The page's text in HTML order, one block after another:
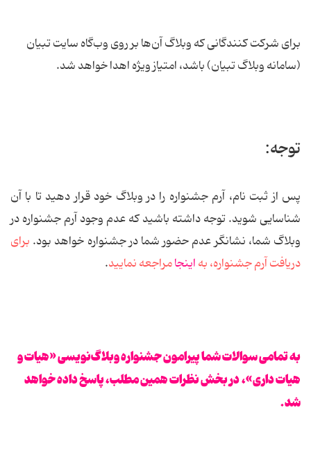
برای شرکت کنندگانی که وبلاگ آن‌ها بر روی وب‌گاه سایت تبیان
(سامانه وبلاگ تبیان) باشد، امتیاز ویژه اهدا خواهد شد.
توجه:
پس از ثبت نام، آرم جشنواره را در وبلاگ خود قرار دهید تا با آن
شناسایی شوید. توجه داشته باشید که عدم وجود آرم جشنواره در
وبلاگ شما، نشانگر عدم حضور شما در جشنواره خواهد بود. برای
دریافت آرم جشنواره، بهاینجامراجعه نمایید.
به تمامی سوالات شما پیرامون جشنواره وبلاگ‌نویسی «هیات و
هیات داری»، در بخش نظرات همین مطلب، پاسخ داده خواهد
شد.